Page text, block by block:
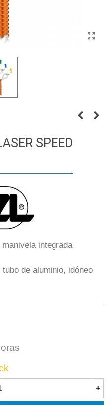
SPEED
integrada
de aluminio, idóneo
+